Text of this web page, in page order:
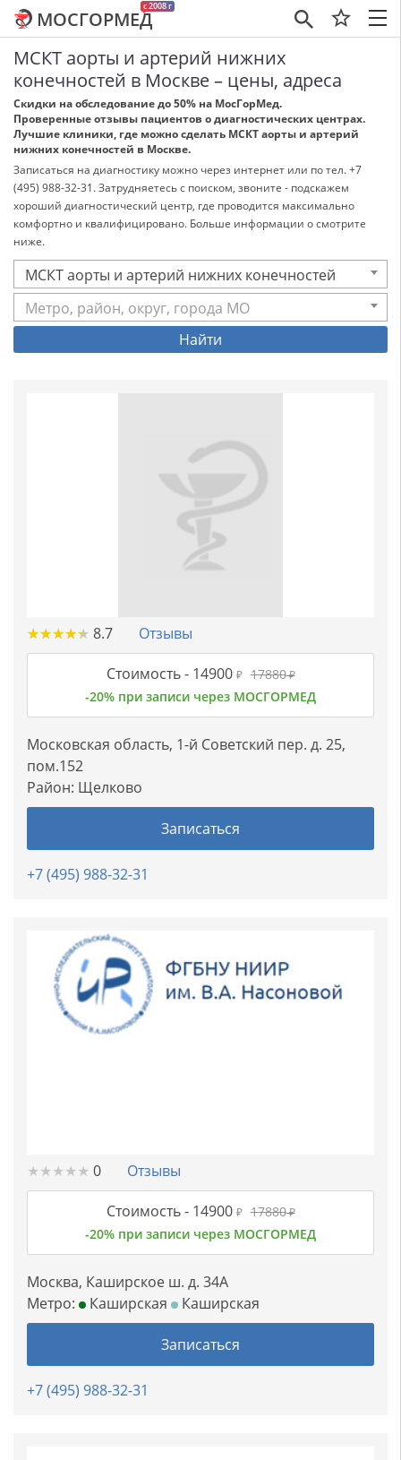
×
c 2008 г
МОСГОРМЕД
МСКТ аорты и артерий нижних
конечностей в Москве – цены, адреса
Скидки на обследование до 50% на МосГорМед.
Проверенные отзывы пациентов о диагностических центрах.
Лучшие клиники, где можно сделать МСКТ аорты и артерий
нижних конечностей в Москве.
Записаться на диагностику можно через интернет или по тел. +7
(495) 988-32-31. Затрудняетесь с поиском, звоните - подскажем
хороший диагностический центр, где проводится максимально
комфортно и квалифицировано. Больше информации о смотрите
ниже.
МСКТ аорты и артерий нижних конечностей
Метро, район, округ, города МО
Найти
★★★★★
★★★★★ 8.7 Отзывы
Стоимость -14900 ₽ 17880₽
-20% при записи через МОСГОРМЕД
Московская область, 1-й Советский пер. д. 25,
пом.152
Район: Щелково
Записаться
+7 (495) 988-32-31
★★★★★
★★★★★ 0 Отзывы
Стоимость -14900 ₽ 17880₽
-20% при записи через МОСГОРМЕД
Москва, Каширское ш. д. 34А
Метро:
Каширская Каширская
Записаться
+7 (495) 988-32-31